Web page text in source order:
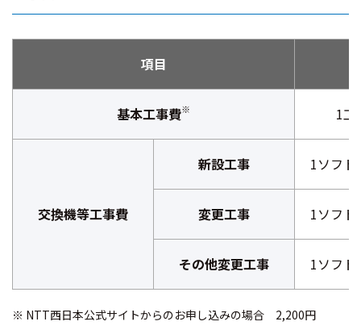
項目
基本工事費※ 1工
交換機等工事費
新設工事 1ソフト
変更工事 1ソフト
その他変更工事 1ソフト
※ NTT西日本公式サイトからのお申し込みの場合 2,200円